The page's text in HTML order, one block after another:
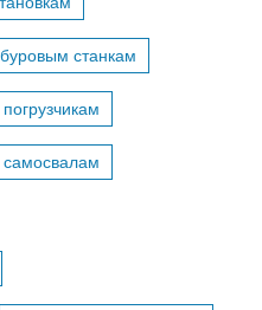
станкам